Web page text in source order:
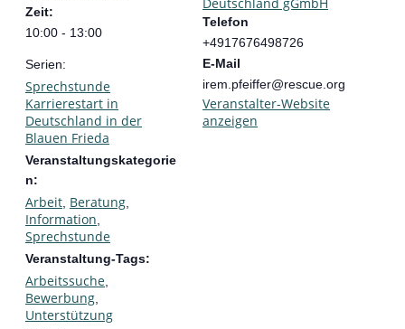
Zeit:
10:00 - 13:00
Serien:
Sprechstunde
Karrierestart in
Deutschland in der
Blauen Frieda
Veranstaltungskategorie
n:
Arbeit Beratung
Information
Sprechstunde
Veranstaltung-Tags:
Arbeitssuche
Bewerbung
Unterstützung
Telefon
+4917676498726
E-Mail
irem.pfeiffer@rescue.org
Veranstalter-Website
anzeigen